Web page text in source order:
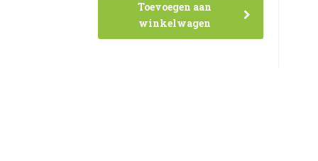
Toevoegen aan
winkelwagen